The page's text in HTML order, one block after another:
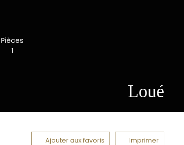
Pièces
1
Loué
Ajouter aux favoris Imprimer